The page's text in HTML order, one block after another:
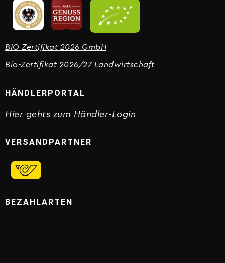
HÄNDLERPORTAL
Hier gehts zum Händler-Login
VERSANDPARTNER
BEZAHLARTEN
BIO Zertifikat 2026 GmbH
Bio-Zertifikat 2026/27 Landwirtschaft